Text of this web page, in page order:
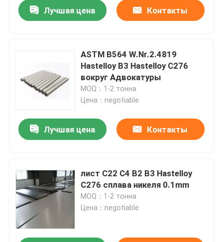
Лучшая цена Контакты
ASTM B564 W.Nr.2.4819
Hastelloy B3 Hastelloy C276
вокруг Адвокатуры
MOQ：1-2 тонна
Цена：negotiable
Лучшая цена Контакты
лист C22 C4 B2 B3 Hastelloy
C276 сплава никеля 0.1mm
MOQ：1-2 тонна
Цена：negotiable